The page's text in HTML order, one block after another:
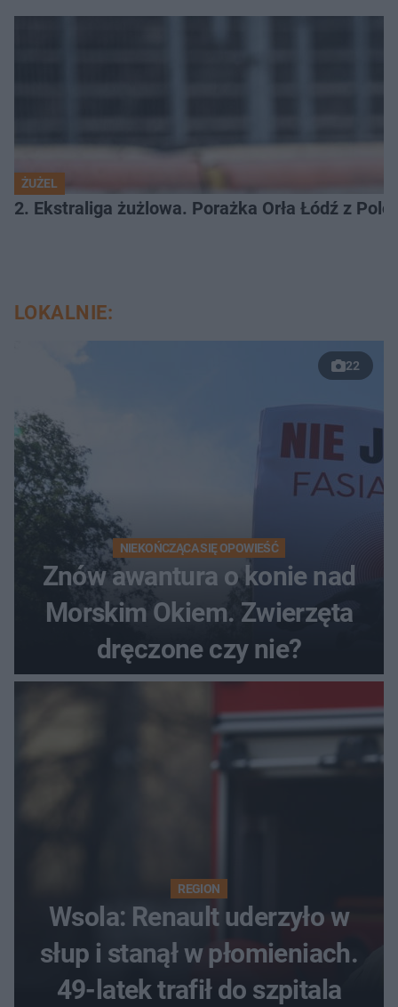
ŻUŻEL
2. Ekstraliga żużlowa. Porażka Orła Łódź z
LOKALNIE:
22
NIEKOŃCZĄCA SIĘ OPOWIEŚĆ
Znów awantura o konie nad
Morskim Okiem. Zwierzęta
dręczone czy nie?
REGION
Wsola: Renault uderzyło w
słup i stanął w płomieniach.
49-latek trafił do szpitala